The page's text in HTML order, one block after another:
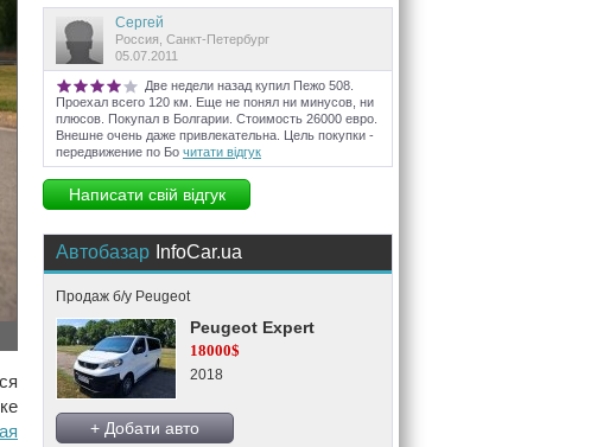
Сергей
Россия, Санкт-Петербург
05.07.2011
Две недели назад купил Пежо 508.
Проехал всего 120 км. Еще не понял ни минусов, ни
плюсов. Покупал в Болгарии. Стоимость 26000 евро.
Внешне очень даже привлекательна. Цель покупки -
передвижение по Бо читати відгук
Написати свій відгук
Автобазар InfoCar.ua
Продаж б/у Peugeot
Peugeot Expert
18000$
2018
+ Добати авто